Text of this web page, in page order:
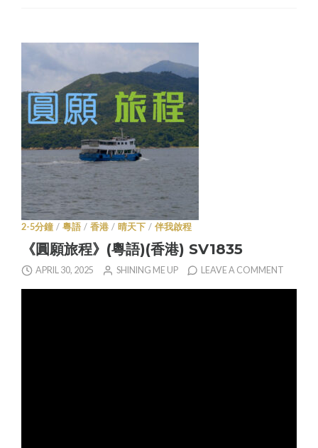
2-5分鐘 / 粵語 / 香港 / 晴天下 / 伴我啟程
《圓願旅程》(粵語)(香港) SV1835
APRIL 30, 2025 SHINING ME UP LEAVE A COMMENT